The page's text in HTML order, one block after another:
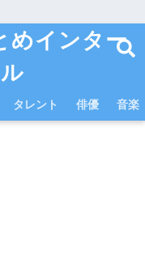
めインター
タレント 俳優 音楽